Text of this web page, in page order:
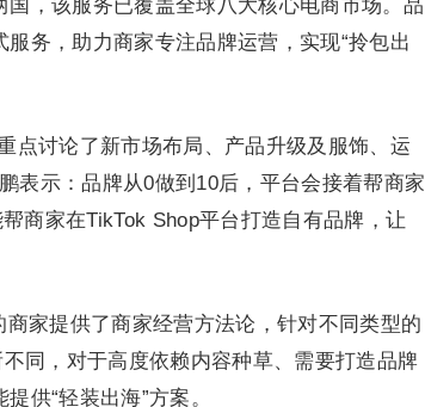
，该服务已覆盖全球八大核心电商市场。品
务，助力商家专注品牌运营，实现“拎包出
点讨论了新市场布局、产品升级及服饰、运
表示：品牌从0做到10后，平台会接着帮商家
商家在TikTok Shop平台打造自有品牌，让
家提供了商家经营方法论，针对不同类型的
同，对于高度依赖内容种草、需要打造品牌
供“轻装出海”方案。